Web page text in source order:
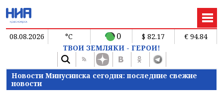
08.08.2026 °C 0 $ 82.17
€ 94.84
ТВОИ ЗЕМЛЯКИ - ГЕРОИ!
Новости Минусинска сегодня: последние свежие
новости